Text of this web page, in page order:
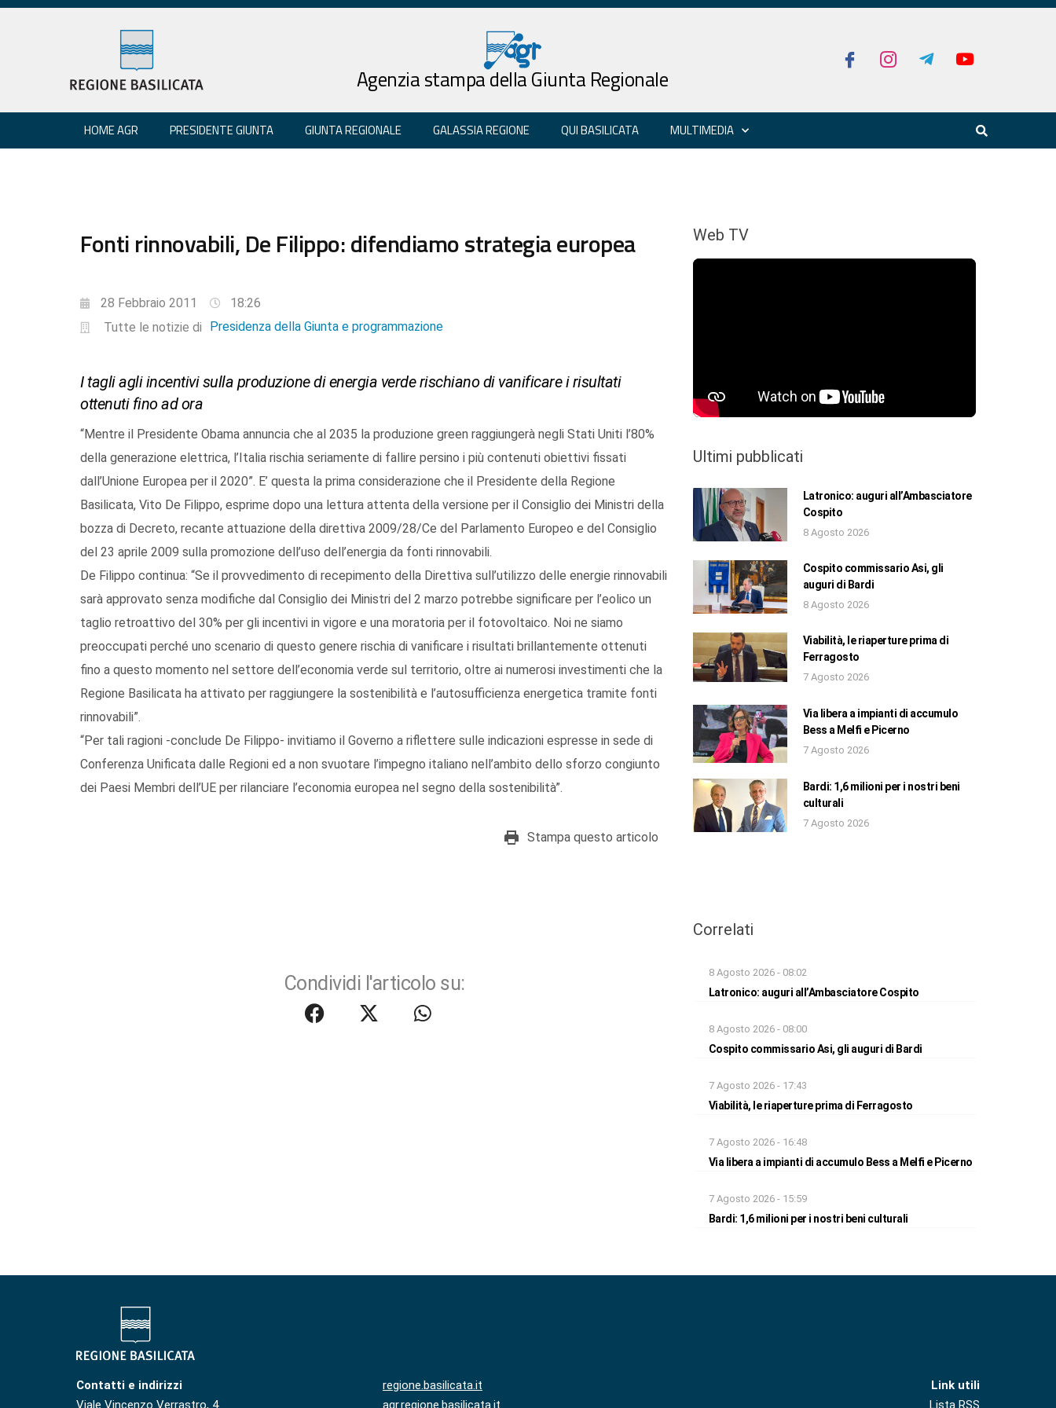
Agenzia stampa della Giunta Regionale
HOME AGR PRESIDENTE GIUNTA GIUNTA REGIONALE GALASSIA REGIONE QUI BASILICATA MULTIMEDIA
Fonti rinnovabili, De Filippo: difendiamo strategia europea
28 Febbraio 2011
18:26
Tutte le notizie di
Presidenza della Giunta e programmazione
I tagli agli incentivi sulla produzione di energia verde rischiano di vanificare i risultati
ottenuti fino ad ora
“Mentre il Presidente Obama annuncia che al 2035 la produzione green raggiungerà negli Stati Uniti l’80%
della generazione elettrica, l’Italia rischia seriamente di fallire persino i più contenuti obiettivi fissati
dall’Unione Europea per il 2020”. E’ questa la prima considerazione che il Presidente della Regione
Basilicata, Vito De Filippo, esprime dopo una lettura attenta della versione per il Consiglio dei Ministri della
bozza di Decreto, recante attuazione della direttiva 2009/28/Ce del Parlamento Europeo e del Consiglio
del 23 aprile 2009 sulla promozione dell’uso dell’energia da fonti rinnovabili.
De Filippo continua: “Se il provvedimento di recepimento della Direttiva sull’utilizzo delle energie rinnovabili
sarà approvato senza modifiche dal Consiglio dei Ministri del 2 marzo potrebbe significare per l’eolico un
taglio retroattivo del 30% per gli incentivi in vigore e una moratoria per il fotovoltaico. Noi ne siamo
preoccupati perché uno scenario di questo genere rischia di vanificare i risultati brillantemente ottenuti
fino a questo momento nel settore dell’economia verde sul territorio, oltre ai numerosi investimenti che la
Regione Basilicata ha attivato per raggiungere la sostenibilità e l’autosufficienza energetica tramite fonti
rinnovabili”.
“Per tali ragioni -conclude De Filippo- invitiamo il Governo a riflettere sulle indicazioni espresse in sede di
Conferenza Unificata dalle Regioni ed a non svuotare l’impegno italiano nell’ambito dello sforzo congiunto
dei Paesi Membri dell’UE per rilanciare l’economia europea nel segno della sostenibilità”.
Stampa questo articolo
Condividi l'articolo su:
Web TV
Ultimi pubblicati
Latronico: auguri all’Ambasciatore
Cospito
8 Agosto 2026
Cospito commissario Asi, gli
auguri di Bardi
8 Agosto 2026
Viabilità, le riaperture prima di
Ferragosto
7 Agosto 2026
Via libera a impianti di accumulo
Bess a Melfi e Picerno
7 Agosto 2026
Bardi: 1,6 milioni per i nostri beni
culturali
7 Agosto 2026
Correlati
8 Agosto 2026 - 08:02
Latronico: auguri all’Ambasciatore Cospito
8 Agosto 2026 - 08:00
Cospito commissario Asi, gli auguri di Bardi
7 Agosto 2026 - 17:43
Viabilità, le riaperture prima di Ferragosto
7 Agosto 2026 - 16:48
Via libera a impianti di accumulo Bess a Melfi e Picerno
7 Agosto 2026 - 15:59
Bardi: 1,6 milioni per i nostri beni culturali
Contatti e indirizzi
Viale Vincenzo Verrastro, 4
regione.basilicata.it
agr.regione.basilicata.it
Link utili
Lista RSS